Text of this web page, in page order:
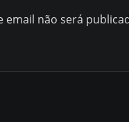
email não será